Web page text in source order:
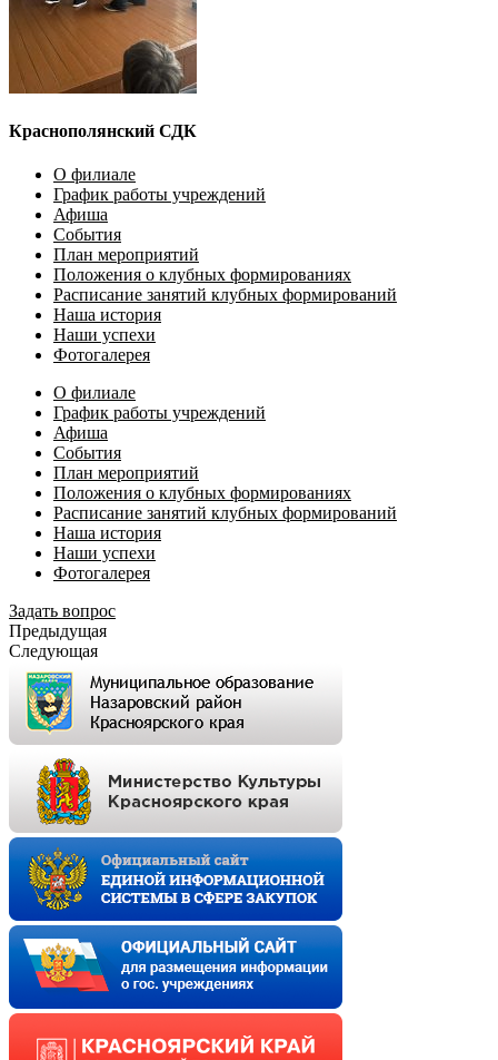
Краснополянский СДК
О филиале
График работы учреждений
Афиша
События
План мероприятий
Положения о клубных формированиях
Расписание занятий клубных формирований
Наша история
Наши успехи
Фотогалерея
О филиале
График работы учреждений
Афиша
События
План мероприятий
Положения о клубных формированиях
Расписание занятий клубных формирований
Наша история
Наши успехи
Фотогалерея
Задать вопрос
Предыдущая
Следующая